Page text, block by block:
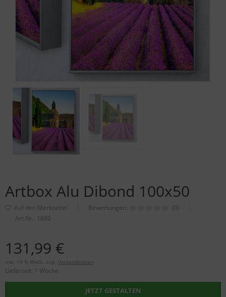
Artbox Alu Dibond 100x50
Bewertungen:
(0)
Art.Nr.: 1680
131,99 €
inkl. 19 % MwSt. zzgl. Versandkosten
Lieferzeit: 1 Woche
JETZT GESTALTEN